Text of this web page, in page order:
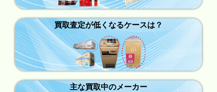
買取査定が低くなるケースは？
主な買取中のメーカー